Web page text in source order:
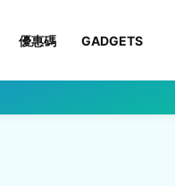
優惠碼 GADGETS